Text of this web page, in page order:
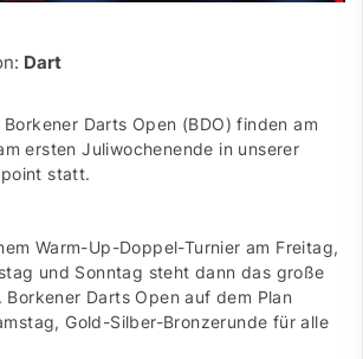
Dart
Borkener Darts Open (BDO) finden am
ersten Juliwochenende in unserer
statt.
Warm-Up-Doppel-Turnier am Freitag,
und Sonntag steht dann das große
Borkener Darts Open auf dem Plan
Gold-Silber-Bronzerunde für alle